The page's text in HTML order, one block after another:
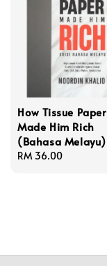
How Tissue Paper
Made Him Rich
(Bahasa Melayu)
Regular
RM 36.00